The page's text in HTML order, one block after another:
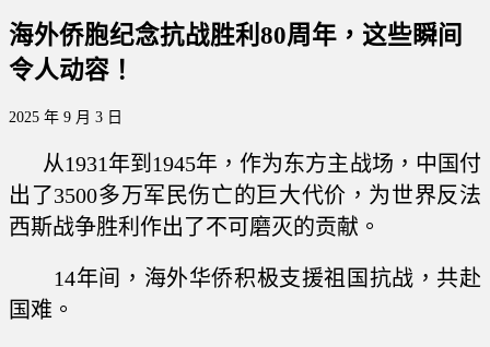
海外侨胞纪念抗战胜利80周年，这些瞬间
令人动容！
2025 年 9 月 3 日
从1931年到1945年，作为东方主战场，中国付
出了3500多万军民伤亡的巨大代价，为世界反法
西斯战争胜利作出了不可磨灭的贡献。
14年间，海外华侨积极支援祖国抗战，共赴
国难。